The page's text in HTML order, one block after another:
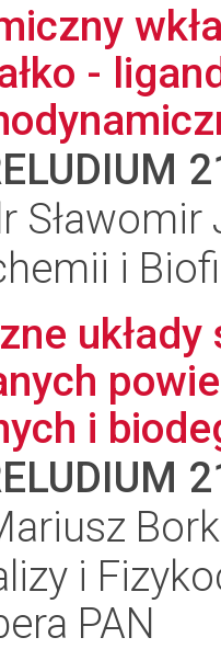
-
i
i
i
PAN